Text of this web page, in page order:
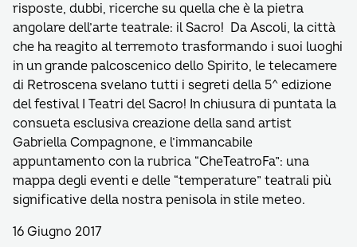
risposte, dubbi, ricerche su quella che è la pietra
angolare dell’arte teatrale: il Sacro! Da Ascoli, la città
che ha reagito al terremoto trasformando i suoi luoghi
in un grande palcoscenico dello Spirito, le telecamere
di Retroscena svelano tutti i segreti della 5^ edizione
del festival I Teatri del Sacro! In chiusura di puntata la
consueta esclusiva creazione della sand artist
Gabriella Compagnone, e l’immancabile
appuntamento con la rubrica “CheTeatroFa”: una
mappa degli eventi e delle “temperature” teatrali più
significative della nostra penisola in stile meteo.
16 Giugno 2017